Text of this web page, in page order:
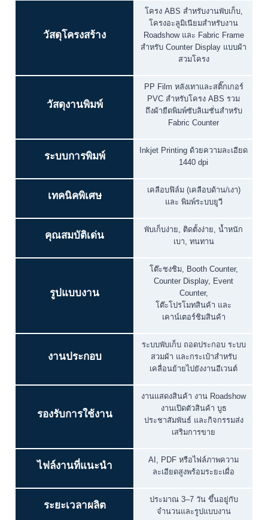
วัสดุโครงสร้าง
โครง ABS สำหรับงานพับเก็บ,
โครงอะลูมิเนียมสำหรับงาน
Roadshow และ Fabric Frame
สำหรับ Counter Display แบบผ้า
สวมโครง
วัสดุงานพิมพ์
PP Film หลังเทาและสติ๊กเกอร์
PVC สำหรับโครง ABS รวม
ถึงผ้ายืดพิมพ์ซับลิเมชั่นสำหรับ
Fabric Counter
ระบบการพิมพ์
Inkjet Printing ด้วยความละเอียด
1440 dpi
เทคนิคพิเศษ
เคลือบฟิล์ม (เคลือบด้าน/เงา)
และ พิมพ์ระบบยูวี
คุณสมบัติเด่น
พับเก็บง่าย, ติดตั้งง่าย, น้ำหนัก
เบา, ทนทาน
รูปแบบงาน
โต๊ะชงชิม, Booth Counter,
Counter Display, Event
Counter,
โต๊ะโปรโมทสินค้า และ
เคาน์เตอร์ชิมสินค้า
งานประกอบ
ระบบพับเก็บ ถอดประกอบ ระบบ
สวมผ้า และกระเป๋าสำหรับ
เคลื่อนย้ายไปยังงานอีเวนต์
รองรับการใช้งาน
งานแสดงสินค้า งาน Roadshow
งานเปิดตัวสินค้า บูธ
ประชาสัมพันธ์ และกิจกรรมส่ง
เสริมการขาย
ไฟล์งานที่แนะนำ
AI, PDF หรือไฟล์ภาพความ
ละเอียดสูงพร้อมระยะเผื่อ
ระยะเวลาผลิต
ประมาณ 3–7 วัน ขึ้นอยู่กับ
จำนวนและรูปแบบงาน